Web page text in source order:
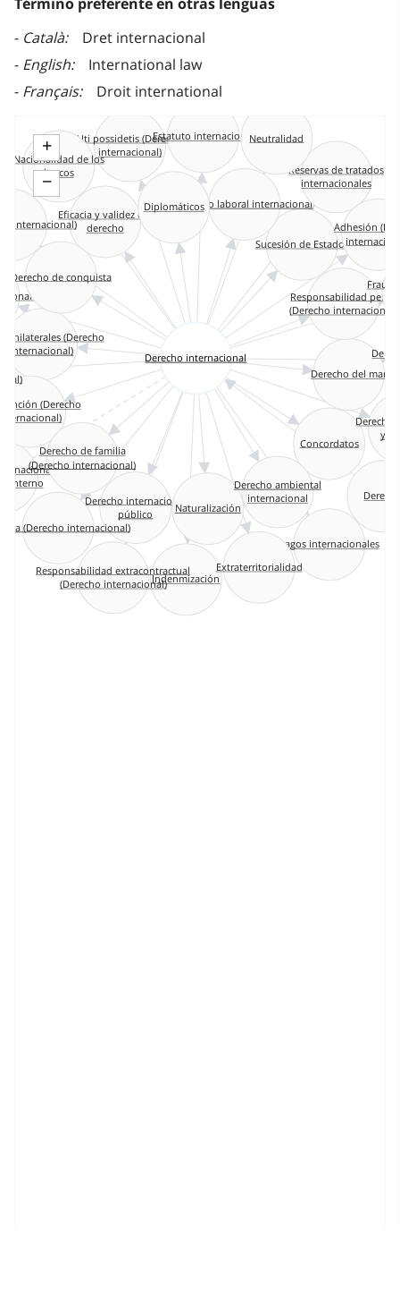
Català
Dret internacional
English
International law
Français
Droit international
+
−
Derecho del mar
Derecho internacional
público
Sucesión de Estados
Concordatos
Derecho internacional
Responsabilidad penal
(Derecho internacional)
Indenmización
Eficacia y validez del
derecho
Derecho
y
interno
Derecho laboral internacional
Naturalización
Diplomáticos
(Derecho internacional)
Uti possidetis (Derecho
internacional)
Lagos internacionales
unilaterales (Derecho
internacional)
Reservas de tratados
internacionales
Responsabilidad extracontractual
(Derecho internacional)
(Derecho
Estatuto internacional
Derecho ambiental
internacional
internacional)
Adhesión
Derecho de familia
(Derecho internacional)
Nacionalidad de los
barcos
Neutralidad
Extraterritorialidad
Derecho de conquista